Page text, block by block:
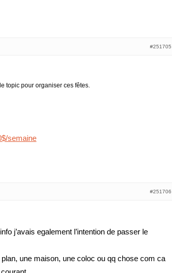
#251705
topic pour organiser ces fêtes.
semaine
#251706
j’avais egalement l’intention de passer le
une maison, une coloc ou qq chose com ca